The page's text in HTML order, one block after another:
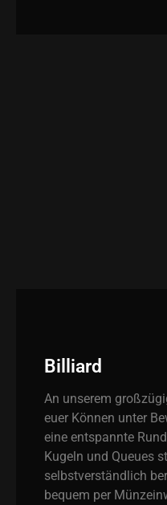
Billiard
An unserem
euer Können unter
eine entspannte
Kugeln und Queues
selbstverständlich
bequem per